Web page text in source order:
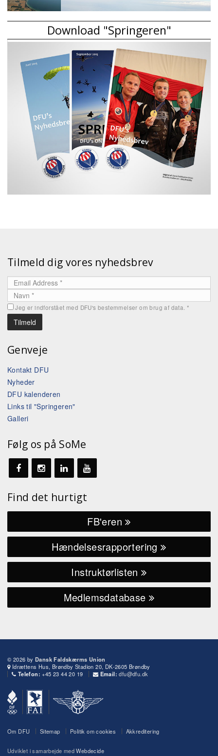
Download "Springeren"
Tilmeld dig vores nyhedsbrev
Jeg er indforstået med DFU's bestemmelser om brug af data.*
Genveje
Kontakt DFU
Nyheder
DFU kalenderen
Links til "Springeren"
Galleri
Følg os på SoMe
Find det hurtigt
FB'eren
Hændelsesrapportering
Instruktørlisten
Medlemsdatabase
© 2026 by Dansk Faldskærms Union
Idrættens Hus, Brøndby Stadion 20, DK-2605 Brøndby
Telefon: +45 23 44 20 19 Email: dfu@dfu.dk
Om DFU Sitemap Politik om cookies Akkreditering
Udviklet i samarbejde medWebdecide